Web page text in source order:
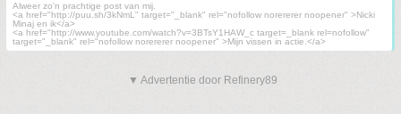
Alweer zo'n prachtige post van mij.
<a href="http://puu.sh/3kNmL" target="_blank" rel="nofollow norererer noopener" >Nicki
Minaj en ik</a>
<a href="http://www.youtube.com/watch?v=3BTsY1HAW_c target=_blank rel=nofollow"
target="_blank" rel="nofollow norererer noopener" >Mijn vissen in actie.</a>
▼ Advertentie door Refinery89